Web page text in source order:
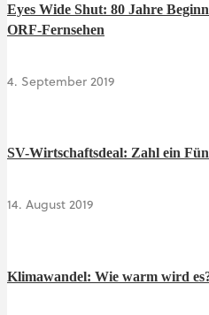
Eyes Wide Shut: 80 Jahre
ORF-Fernsehen
4. September 2019
SV-Wirtschaftsdeal: Zahl ein
14. August 2019
Klimawandel: Wie warm wird